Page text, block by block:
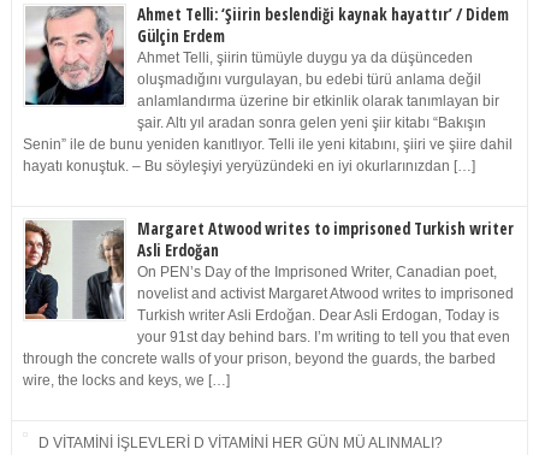
Ahmet Telli: ‘Şiirin beslendiği kaynak hayattır’ / Didem
Gülçin Erdem
Ahmet Telli, şiirin tümüyle duygu ya da düşünceden
oluşmadığını vurgulayan, bu edebi türü anlama değil
anlamlandırma üzerine bir etkinlik olarak tanımlayan bir
şair. Altı yıl aradan sonra gelen yeni şiir kitabı “Bakışın
Senin” ile de bunu yeniden kanıtlıyor. Telli ile yeni kitabını, şiiri ve şiire dahil
hayatı konuştuk. – Bu söyleşiyi yeryüzündeki en iyi okurlarınızdan […]
Margaret Atwood writes to imprisoned Turkish writer
Asli Erdoğan
On PEN’s Day of the Imprisoned Writer, Canadian poet,
novelist and activist Margaret Atwood writes to imprisoned
Turkish writer Asli Erdoğan. Dear Asli Erdogan, Today is
your 91st day behind bars. I’m writing to tell you that even
through the concrete walls of your prison, beyond the guards, the barbed
wire, the locks and keys, we […]
D VİTAMİNİ İŞLEVLERİ D VİTAMİNİ HER GÜN MÜ ALINMALI?